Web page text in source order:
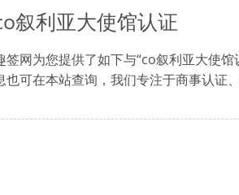
叙利亚大使馆认证
签网为您提供了如下与“co叙利亚大使
也可在本站查询，我们专注于商事认证